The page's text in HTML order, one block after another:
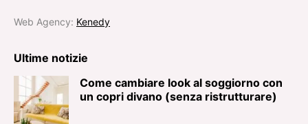
Web Agency: Kenedy
Ultime notizie
Come cambiare look al soggiorno con
un copri divano (senza ristrutturare)